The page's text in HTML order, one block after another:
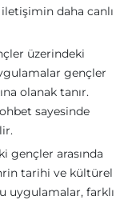
daha canlı
üzerindeki
gençler
olanak tanır.
sayesinde
gençler arasında
tarihi ve kültürel
uygulamalar, farklı